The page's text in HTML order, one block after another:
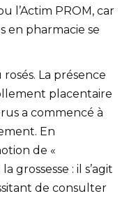
l’Actim PROM, car
en pharmacie se
La présence
placentaire
a commencé à
En
de «
grossesse : il s’agit
de consulter